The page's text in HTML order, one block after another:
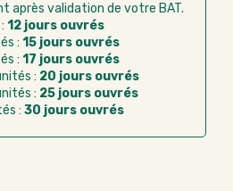
:règlement sur facture
par mandat
commande
après validation de votre BAT.
12 jours ouvrés
: 15 jours ouvrés
: 17 jours ouvrés
: 20 jours ouvrés
: 25 jours ouvrés
: 30 jours ouvrés